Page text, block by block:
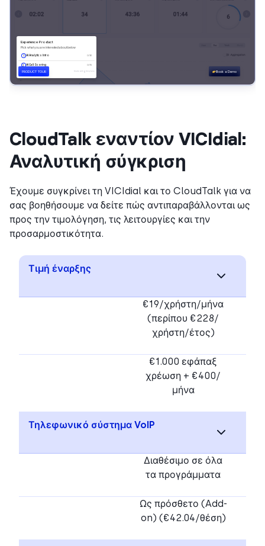
CloudTalk εναντίον VICIdial:
Αναλυτική σύγκριση
Έχουμε συγκρίνει τη VICIdial και το CloudTalk για να
σας βοηθήσουμε να δείτε πώς αντιπαραβάλλονται ως
προς την τιμολόγηση, τις λειτουργίες και την
προσαρμοστικότητα.
Τιμή έναρξης
€19/χρήστη/μήνα
(περίπου €228/
χρήστη/έτος)
€1.000 εφάπαξ
χρέωση + €400/
μήνα
Τηλεφωνικό σύστημα VoIP
Διαθέσιμο σε όλα
τα προγράμματα
Ως πρόσθετο (Add-
on) (€42.04/θέση)